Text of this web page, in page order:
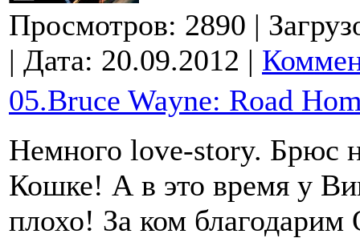
Просмотров: 2890 |
| Дата: 20.09.2012 |
05.Bruce Wayne: Road
Немного love-story. Брюс
Кошке! А в это время у
плохо! За ком благодарим